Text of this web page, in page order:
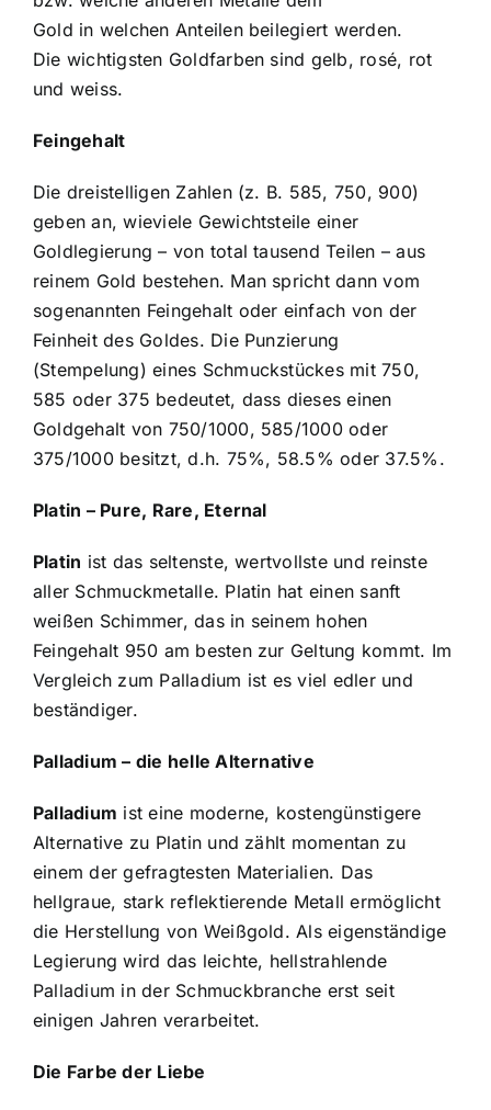
Gold in welchen Anteilen beilegiert werden.
Die wichtigsten Goldfarben sind gelb, rosé, rot
und weiss.
Feingehalt
Die dreistelligen Zahlen (z. B. 585, 750, 900)
geben an, wieviele Gewichtsteile einer
Goldlegierung – von total tausend Teilen – aus
reinem Gold bestehen. Man spricht dann vom
sogenannten Feingehalt oder einfach von der
Feinheit des Goldes. Die Punzierung
(Stempelung) eines Schmuckstückes mit 750,
585 oder 375 bedeutet, dass dieses einen
Goldgehalt von 750/1000, 585/1000 oder
375/1000 besitzt, d.h. 75%, 58.5% oder 37.5%.
Platin – Pure, Rare, Eternal
Platin ist das seltenste, wertvollste und reinste
aller Schmuckmetalle. Platin hat einen sanft
weißen Schimmer, das in seinem hohen
Feingehalt 950 am besten zur Geltung kommt. Im
Vergleich zum Palladium ist es viel edler und
beständiger.
Palladium – die helle Alternative
Palladium ist eine moderne, kostengünstigere
Alternative zu Platin und zählt momentan zu
einem der gefragtesten Materialien. Das
hellgraue, stark reflektierende Metall ermöglicht
die Herstellung von Weißgold. Als eigenständige
Legierung wird das leichte, hellstrahlende
Palladium in der Schmuckbranche erst seit
einigen Jahren verarbeitet.
Die Farbe der Liebe